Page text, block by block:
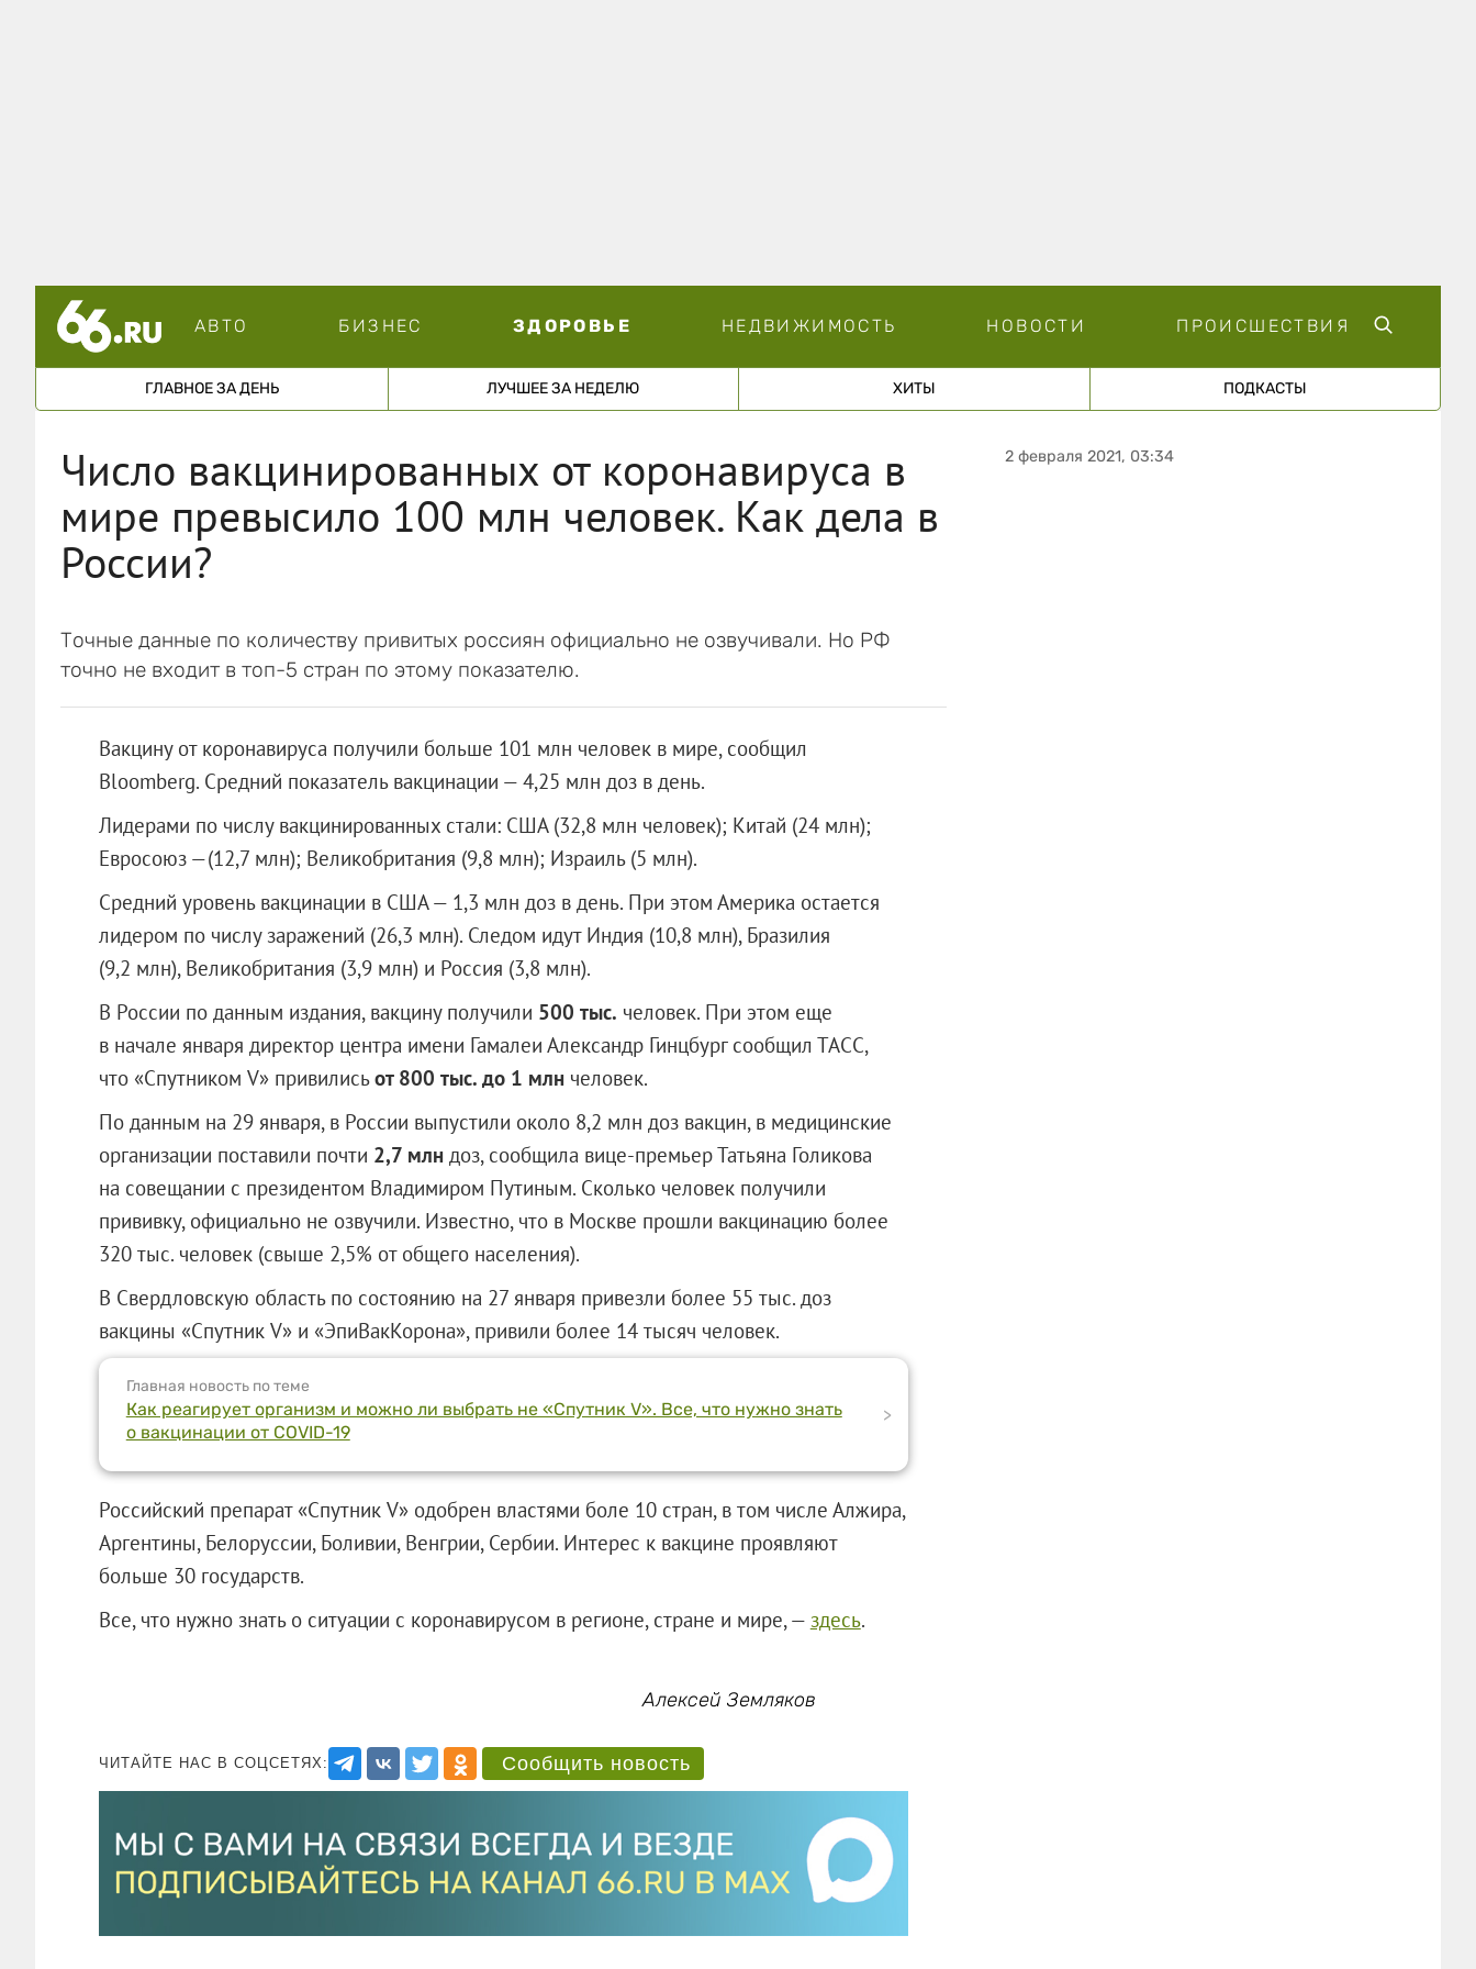
АВТО БИЗНЕС ЗДОРОВЬЕ НЕДВИЖИМОСТЬ НОВОСТИ ПРОИСШЕСТВИЯ
ГЛАВНОЕ ЗА ДЕНЬ ЛУЧШЕЕ ЗА НЕДЕЛЮ ХИТЫ ПОДКАСТЫ
Число вакцинированных от коронавируса в
мире превысило 100 млн человек. Как дела в
России?
Точные данные по количеству привитых россиян официально не озвучивали. Но РФ
точно не входит в топ-5 стран по этому показателю.
Вакцину от коронавируса получили больше 101 млн человек в мире, сообщил
Bloomberg. Средний показатель вакцинации — 4,25 млн доз в день.
Лидерами по числу вакцинированных стали: США (32,8 млн человек); Китай (24 млн);
Евросоюз —(12,7 млн); Великобритания (9,8 млн); Израиль (5 млн).
Средний уровень вакцинации в США — 1,3 млн доз в день. При этом Америка остается
лидером по числу заражений (26,3 млн). Следом идут Индия (10,8 млн), Бразилия
(9,2 млн), Великобритания (3,9 млн) и Россия (3,8 млн).
В России по данным издания, вакцину получили 500 тыс. человек. При этом еще
в начале января директор центра имени Гамалеи Александр Гинцбург сообщил ТАСС,
что «Спутником V» привилисьот 800 тыс. до 1 млнчеловек.
По данным на 29 января, в России выпустили около 8,2 млн доз вакцин, в медицинские
организации поставили почти 2,7 млндоз, сообщила вице-премьер Татьяна Голикова
на совещании с президентом Владимиром Путиным. Сколько человек получили
прививку, официально не озвучили. Известно, что в Москве прошли вакцинацию более
320 тыс. человек (свыше 2,5% от общего населения).
В Свердловскую область по состоянию на 27 января привезли более 55 тыс. доз
вакцины «Спутник V» и «ЭпиВакКорона», привили более 14 тысяч человек.
Главная новость по теме
Как реагирует организм и можно ли выбрать не «Спутник V». Все, что нужно знать
о вакцинации от COVID-19
>
Российский препарат «Спутник V» одобрен властями боле 10 стран, в том числе Алжира,
Аргентины, Белоруссии, Боливии, Венгрии, Сербии. Интерес к вакцине проявляют
больше 30 государств.
Все, что нужно знать о ситуации с коронавирусом в регионе, стране и мире, — здесь.
Алексей Земляков
ЧИТАЙТЕ НАС В СОЦСЕТЯХ: Сообщить новость
2 февраля 2021, 03:34